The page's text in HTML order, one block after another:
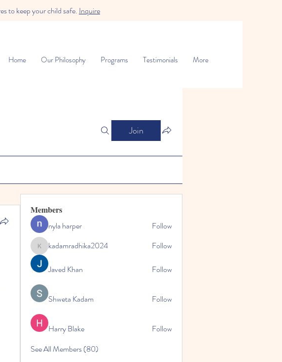
to keep your child safe. Inquire
Home Our Philosophy Programs Testimonials More
Join
Members
nyla harper
Follow
kadamradhika2024
kadamradhika2024 Follow
Javed Khan Follow
Shweta Kadam Follow
Harry Blake
Follow
See All Members (80)